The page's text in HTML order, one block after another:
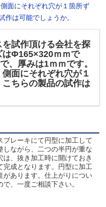
面にそれぞれ穴が１箇所ず
作は可能でしょうか。
を試作頂ける会社を探
はΦ165×320ｍｍで
、厚みは1ｍｍです。
面にそれぞれ穴が１
ちらの製品の試作は
ブレーキにて円型に加工して
しながら、二つの半円が重な
、抜き加工時に開けておき
完成となります。円型に加工
があります。仕上がりについ
、一度ご相談下さい。